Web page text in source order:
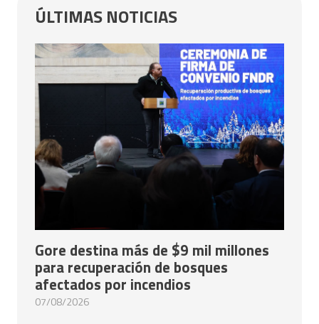
ÚLTIMAS NOTICIAS
Gore destina más de $9 mil millones
para recuperación de bosques
afectados por incendios
07/08/2026